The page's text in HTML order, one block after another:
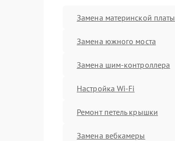
Замена материнской платы
Замена южного моста
Замена шим-контроллера
Настройка Wi-Fi
Ремонт петель крышки
Замена вебкамеры